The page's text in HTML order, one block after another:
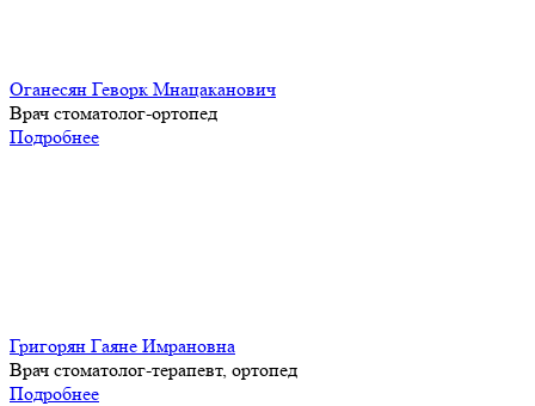
Оганесян Геворк Мнацаканович
Врач стоматолог-ортопед
Подробнее
Григорян Гаяне Имрановна
Врач стоматолог-терапевт, ортопед
Подробнее